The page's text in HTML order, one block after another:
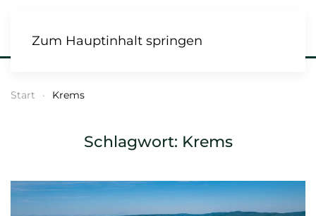
Zum Hauptinhalt springen
Start Krems
Schlagwort: Krems